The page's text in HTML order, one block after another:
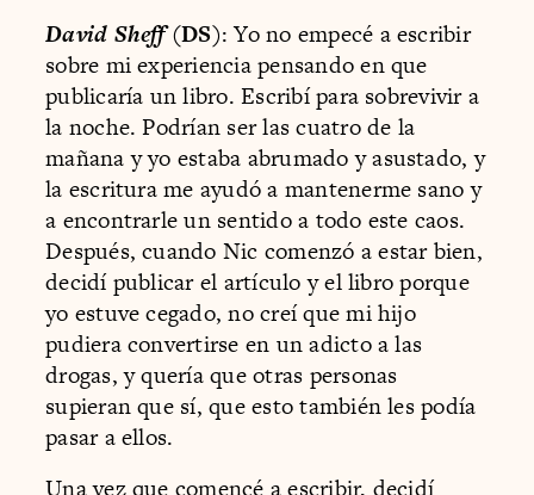
David Sheff(DS): Yo no empecé a escribir
sobre mi experiencia pensando en que
publicaría un libro. Escribí para sobrevivir a
la noche. Podrían ser las cuatro de la
mañana y yo estaba abrumado y asustado, y
la escritura me ayudó a mantenerme sano y
a encontrarle un sentido a todo este caos.
Después, cuando Nic comenzó a estar bien,
decidí publicar el artículo y el libro porque
yo estuve cegado, no creí que mi hijo
pudiera convertirse en un adicto a las
drogas, y quería que otras personas
supieran que sí, que esto también les podía
pasar a ellos.